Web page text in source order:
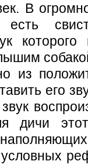
В
которого
его
дичи